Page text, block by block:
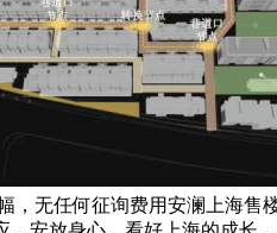
，无任何征询费用安澜上海